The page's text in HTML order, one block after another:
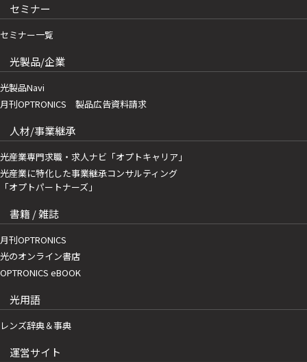
セミナー
セミナー一覧
光製品/企業
光製品Navi
月刊OPTRONICS 製品広告資料請求
人材/事業継承
光産業専門求職・求人ナビ「オプトキャリア」
光産業に特化した事業継承コンサルティング
「オプトパートナーズ」
書籍 / 雑誌
月刊OPTRONICS
光のオンライン書店
OPTRONICS eBOOK
光用語
レンズ辞典＆事典
運営サイト